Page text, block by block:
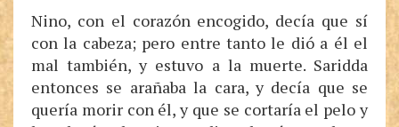
Nino, con el corazón encogido, decía que sí
con la cabeza; pero entre tanto le dió a él el
mal también, y estuvo a la muerte. Saridda
entonces se arañaba la cara, y decía que se
quería morir con él, y que se cortaría el pelo y